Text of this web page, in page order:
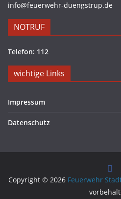
info@feuerwehr-duengstrup.de
NOTRUF
Telefon: 112
wichtige Links
Impressum
Datenschutz
Copyright © 2026 Feuerwehr